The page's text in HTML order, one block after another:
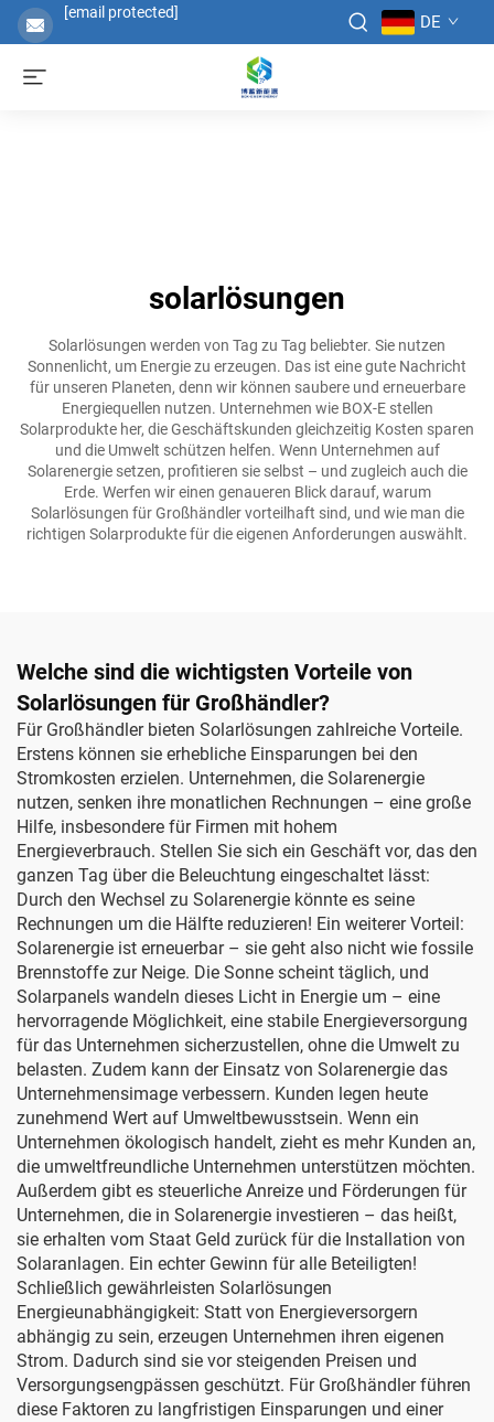
[email protected] DE
solarlösungen
Solarlösungen werden von Tag zu Tag beliebter. Sie nutzen
Sonnenlicht, um Energie zu erzeugen. Das ist eine gute Nachricht
für unseren Planeten, denn wir können saubere und erneuerbare
Energiequellen nutzen. Unternehmen wie BOX-E stellen
Solarprodukte her, die Geschäftskunden gleichzeitig Kosten sparen
und die Umwelt schützen helfen. Wenn Unternehmen auf
Solarenergie setzen, profitieren sie selbst – und zugleich auch die
Erde. Werfen wir einen genaueren Blick darauf, warum
Solarlösungen für Großhändler vorteilhaft sind, und wie man die
richtigen Solarprodukte für die eigenen Anforderungen auswählt.
Welche sind die wichtigsten Vorteile von
Solarlösungen für Großhändler?
Für Großhändler bieten Solarlösungen zahlreiche Vorteile.
Erstens können sie erhebliche Einsparungen bei den
Stromkosten erzielen. Unternehmen, die Solarenergie
nutzen, senken ihre monatlichen Rechnungen – eine große
Hilfe, insbesondere für Firmen mit hohem
Energieverbrauch. Stellen Sie sich ein Geschäft vor, das den
ganzen Tag über die Beleuchtung eingeschaltet lässt:
Durch den Wechsel zu Solarenergie könnte es seine
Rechnungen um die Hälfte reduzieren! Ein weiterer Vorteil:
Solarenergie ist erneuerbar – sie geht also nicht wie fossile
Brennstoffe zur Neige. Die Sonne scheint täglich, und
Solarpanels wandeln dieses Licht in Energie um – eine
hervorragende Möglichkeit, eine stabile Energieversorgung
für das Unternehmen sicherzustellen, ohne die Umwelt zu
belasten. Zudem kann der Einsatz von Solarenergie das
Unternehmensimage verbessern. Kunden legen heute
zunehmend Wert auf Umweltbewusstsein. Wenn ein
Unternehmen ökologisch handelt, zieht es mehr Kunden an,
die umweltfreundliche Unternehmen unterstützen möchten.
Außerdem gibt es steuerliche Anreize und Förderungen für
Unternehmen, die in Solarenergie investieren – das heißt,
sie erhalten vom Staat Geld zurück für die Installation von
Solaranlagen. Ein echter Gewinn für alle Beteiligten!
Schließlich gewährleisten Solarlösungen
Energieunabhängigkeit: Statt von Energieversorgern
abhängig zu sein, erzeugen Unternehmen ihren eigenen
Strom. Dadurch sind sie vor steigenden Preisen und
Versorgungsengpässen geschützt. Für Großhändler führen
diese Faktoren zu langfristigen Einsparungen und einer